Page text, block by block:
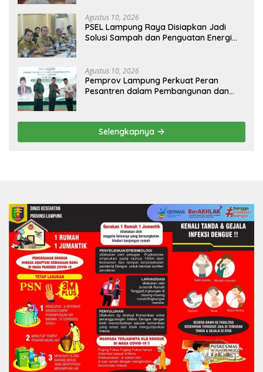
Agustus 10, 2026
PSEL Lampung Raya Disiapkan Jadi
Solusi Sampah dan Penguatan Energi
Agustus 10, 2026
Pemprov Lampung Perkuat Peran
Pesantren dalam Pembangunan dan
Selengkapnya